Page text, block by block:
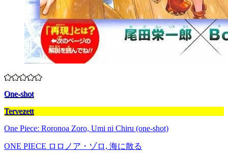
One-shot
Tervezett
One Piece: Roronoa Zoro, Umi ni Chiru (one-shot)
ONE PIECE ロロノア・ゾロ, 海に散る